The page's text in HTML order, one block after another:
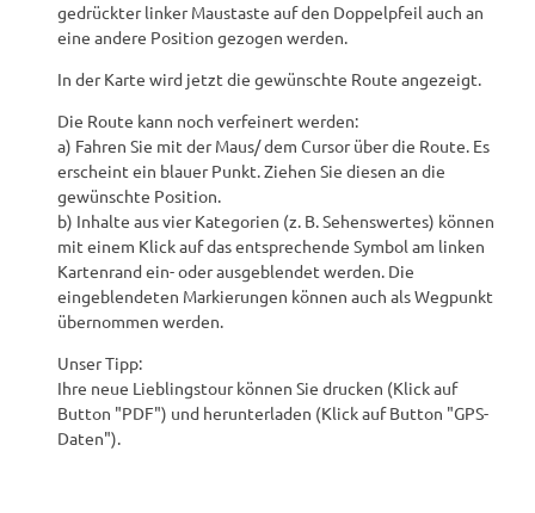
gedrückter linker Maustaste auf den Doppelpfeil auch an
eine andere Position gezogen werden.
In der Karte wird jetzt die gewünschte Route angezeigt.
Die Route kann noch verfeinert werden:
a) Fahren Sie mit der Maus/ dem Cursor über die Route. Es
erscheint ein blauer Punkt. Ziehen Sie diesen an die
gewünschte Position.
b) Inhalte aus vier Kategorien (z. B. Sehenswertes) können
mit einem Klick auf das entsprechende Symbol am linken
Kartenrand ein- oder ausgeblendet werden. Die
eingeblendeten Markierungen können auch als Wegpunkt
übernommen werden.
Unser Tipp:
Ihre neue Lieblingstour können Sie drucken (Klick auf
Button "PDF") und herunterladen (Klick auf Button "GPS-
Daten").